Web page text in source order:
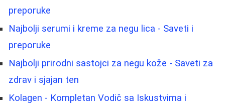
preporuke
Najbolji serumi i kreme za negu lica - Saveti i
preporuke
Najbolji prirodni sastojci za negu kože - Saveti za
zdrav i sjajan ten
Kolagen - Kompletan Vodič sa Iskustvima i